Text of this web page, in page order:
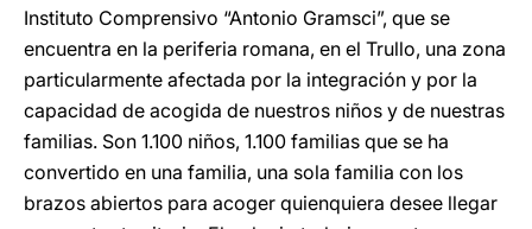
Instituto Comprensivo “Antonio Gramsci”, que se
encuentra en la periferia romana, en el Trullo, una zona
particularmente afectada por la integración y por la
capacidad de acogida de nuestros niños y de nuestras
familias. Son 1.100 niños, 1.100 familias que se ha
convertido en una familia, una sola familia con los
brazos abiertos para acoger quienquiera desee llegar